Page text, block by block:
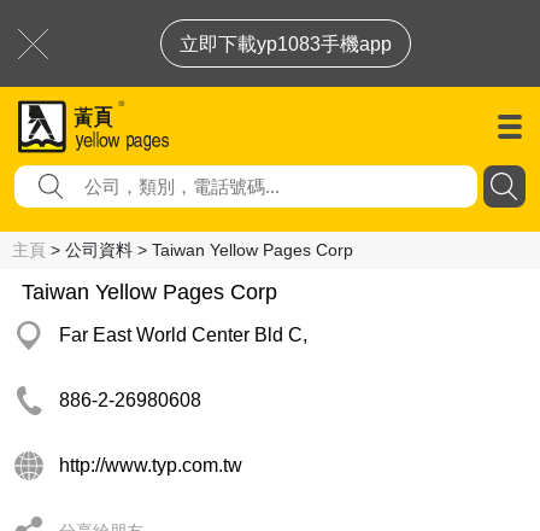
立即下載yp1083手機app
主頁 > 公司資料 > Taiwan Yellow Pages Corp
Taiwan Yellow Pages Corp
Far East World Center Bld C,
886-2-26980608
http://www.typ.com.tw